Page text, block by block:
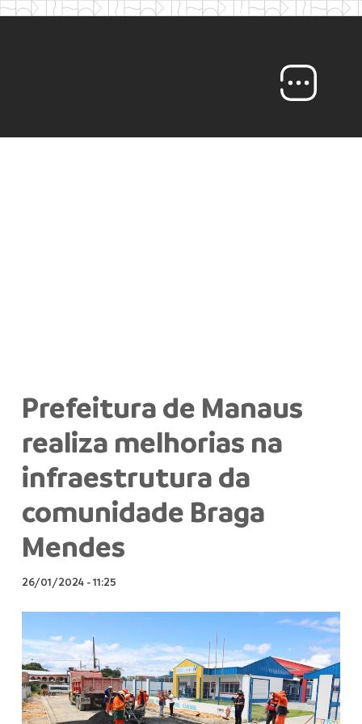
Prefeitura de Manaus
realiza melhorias na
infraestrutura da
comunidade Braga
Mendes
26/01/2024-11:25